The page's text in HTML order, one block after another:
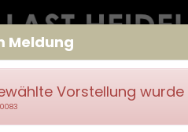
Meldung
Vorstellung